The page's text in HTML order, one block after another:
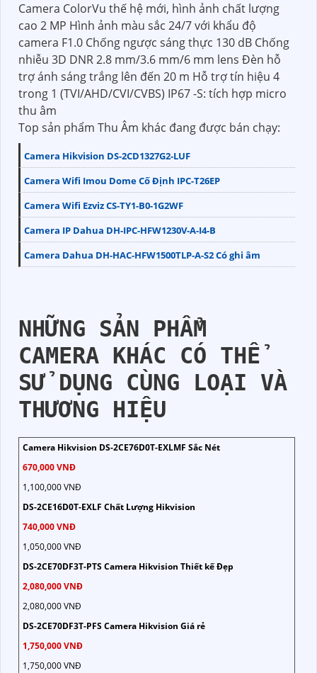
Camera ColorVu thế hệ mới, hình ảnh chất lượng
cao 2 MP Hình ảnh màu sắc 24/7 với khẩu độ
camera F1.0 Chống ngược sáng thực 130 dB Chống
nhiễu 3D DNR 2.8 mm/3.6 mm/6 mm lens Đèn hỗ
trợ ánh sáng trắng lên đến 20 m Hỗ trợ tín hiệu 4
trong 1 (TVI/AHD/CVI/CVBS) IP67 -S: tích hợp micro
thu âm
Top sản phẩm Thu Âm khác đang được bán chạy:
Camera Hikvision DS-2CD1327G2-LUF
Camera Wifi Imou Dome Cố Định IPC-T26EP
Camera Wifi Ezviz CS-TY1-B0-1G2WF
Camera IP Dahua DH-IPC-HFW1230V-A-I4-B
Camera Dahua DH-HAC-HFW1500TLP-A-S2 Có ghi âm
NHỮNG SẢN PHẨM
CAMERA KHÁC CÓ THỂ
SỬ DỤNG CÙNG LOẠI VÀ
THƯƠNG HIỆU
Camera Hikvision DS-2CE76D0T-EXLMF Sắc Nét
670,000 VNĐ
1,100,000 VNĐ
DS-2CE16D0T-EXLF Chất Lượng Hikvision
740,000 VNĐ
1,050,000 VNĐ
DS-2CE70DF3T-PTS Camera Hikvision Thiết kế Đẹp
2,080,000 VNĐ
2,080,000 VNĐ
DS-2CE70DF3T-PFS Camera Hikvision Giá rẻ
1,750,000 VNĐ
1,750,000 VNĐ